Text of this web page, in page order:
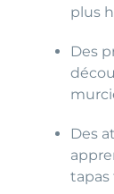
plus
Des
Des
tapas